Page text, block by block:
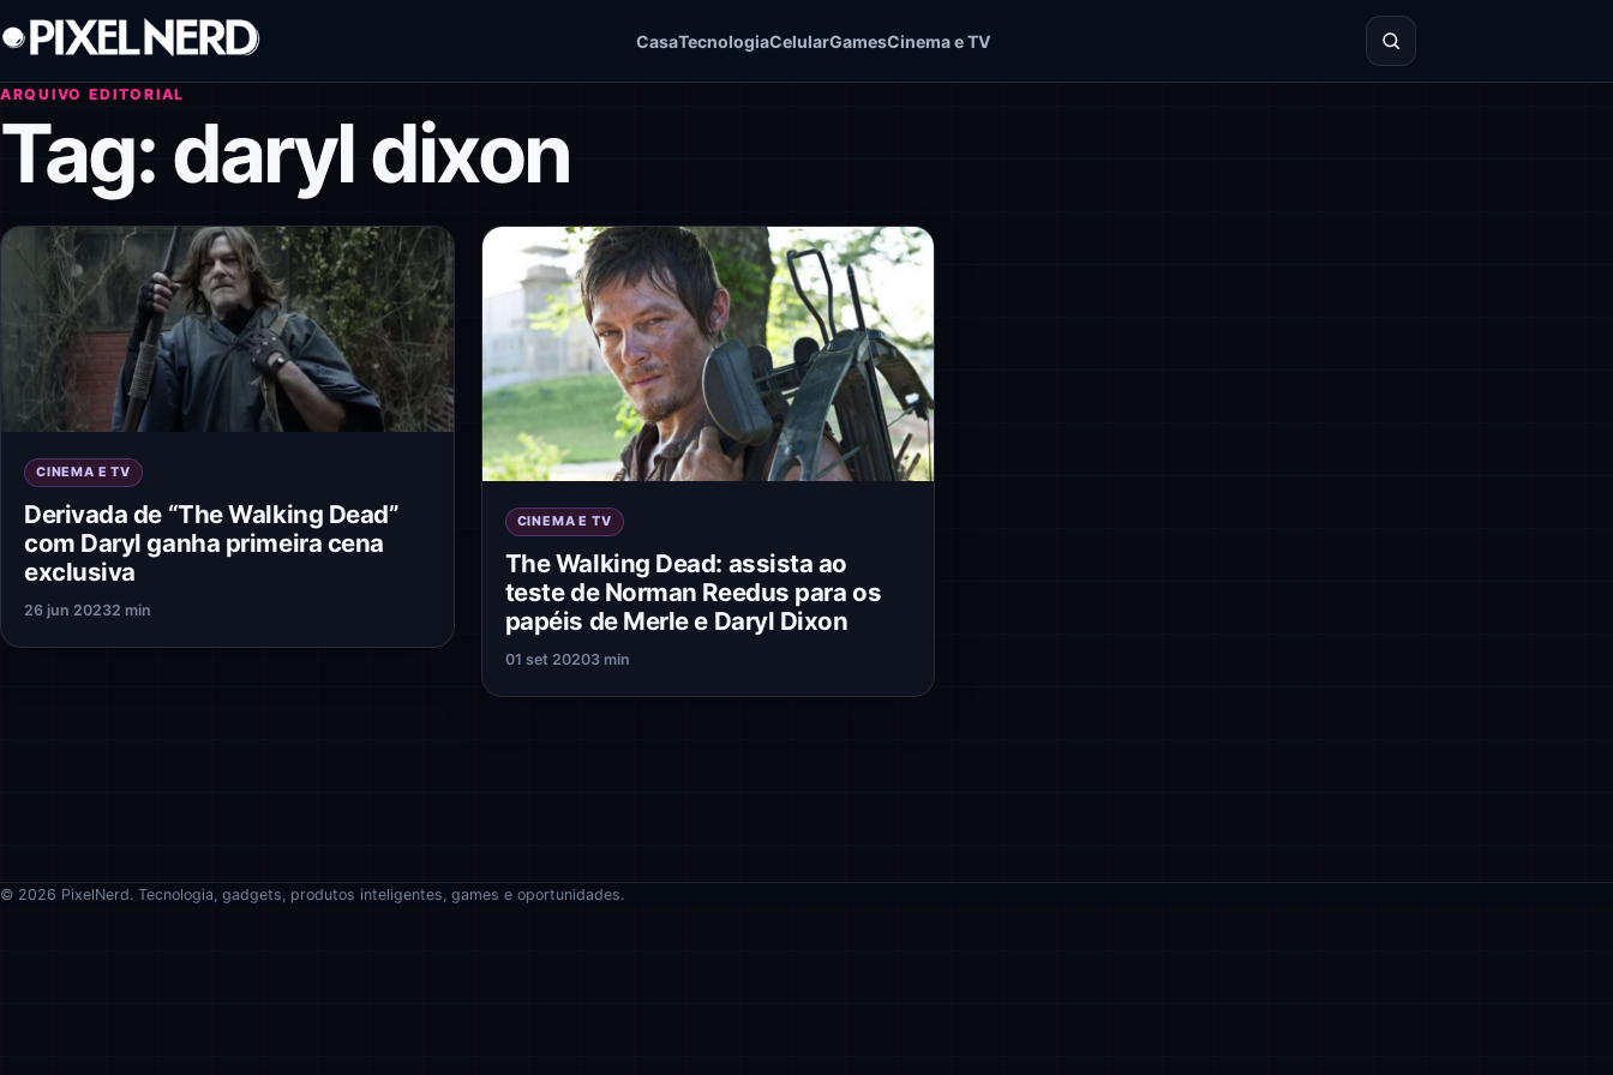
Pular para o conteúdo
CasaTecnologiaCelularGamesCinema e TV
ARQUIVO EDITORIAL
Tag:daryl dixon
CINEMA E TV
Derivada de “The Walking Dead”
com Daryl ganha primeira cena
exclusiva
26 jun 20232 min
CINEMA E TV
The Walking Dead: assista ao
teste de Norman Reedus para os
papéis de Merle e Daryl Dixon
01 set 20203 min
© 2026 PixelNerd. Tecnologia, gadgets, produtos inteligentes, games e oportunidades.